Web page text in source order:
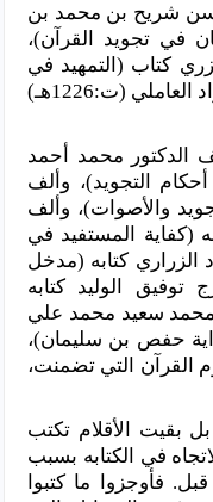
شريح بن محمد بن
الإتقان في تجويد القرآن)،
كتاب (التمهيد في
علم التجويد) وألف السيد محمد الجواد العاملي (ت:1226هـ)
محمد أحمد
التجويد)، وألف
والأصوات)، وألف
(كفاية المستفيد في
الزراري كتابه (مدخل
توفيق الوليد كتابه
محمد سعيد محمد علي
حفص بن سليمان)،
القرآن التي تضمنت،
الأقلام تكتب
في الكتابه بسبب
فأوجزوا ما كتبوا